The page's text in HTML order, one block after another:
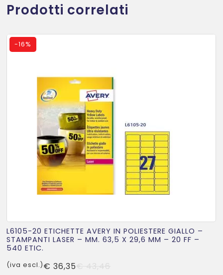
Prodotti correlati
-16%
L6105-20 ETICHETTE AVERY IN POLIESTERE GIALLO –
STAMPANTI LASER – MM. 63,5 X 29,6 MM – 20 FF –
540 ETIC.
€ 36,35
(iva escl.)